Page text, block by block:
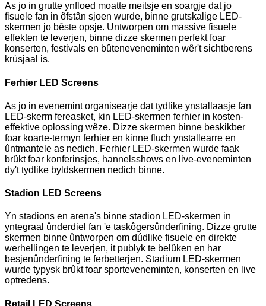
As jo ​​​​in grutte ynfloed moatte meitsje en soargje dat jo
fisuele fan in ôfstân sjoen wurde, binne grutskalige LED-
skermen jo bêste opsje. Untworpen om massive fisuele
effekten te leverjen, binne dizze skermen perfekt foar
konserten, festivals en bûteneveneminten wêr't sichtberens
krúsjaal is.
Ferhier LED Screens
As jo ​​​​in evenemint organisearje dat tydlike ynstallaasje fan
LED-skerm fereasket, kin LED-skermen ferhier in kosten-
effektive oplossing wêze. Dizze skermen binne beskikber
foar koarte-termyn ferhier en kinne fluch ynstallearre en
ûntmantele as nedich. Ferhier LED-skermen wurde faak
brûkt foar konferinsjes, hannelsshows en live-eveneminten
dy't tydlike byldskermen nedich binne.
Stadion LED Screens
Yn stadions en arena's binne stadion LED-skermen in
yntegraal ûnderdiel fan 'e taskôgersûnderfining. Dizze grutte
skermen binne ûntworpen om dúdlike fisuele en direkte
werhellingen te leverjen, it publyk te belûken en har
besjenûnderfining te ferbetterjen. Stadium LED-skermen
wurde typysk brûkt foar sporteveneminten, konserten en live
optredens.
Retail LED Screens